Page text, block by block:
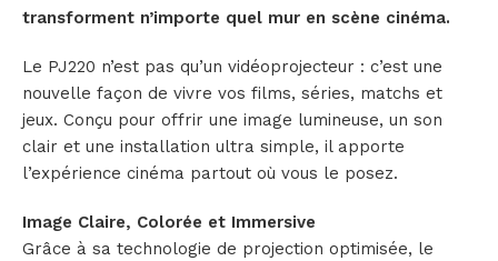
transforment n’importe quel mur en scène cinéma.
Le PJ220 n’est pas qu’un vidéoprojecteur : c’est une
nouvelle façon de vivre vos films, séries, matchs et
jeux. Conçu pour offrir une image lumineuse, un son
clair et une installation ultra simple, il apporte
l’expérience cinéma partout où vous le posez.
Image Claire, Colorée et Immersive
Grâce à sa technologie de projection optimisée, le